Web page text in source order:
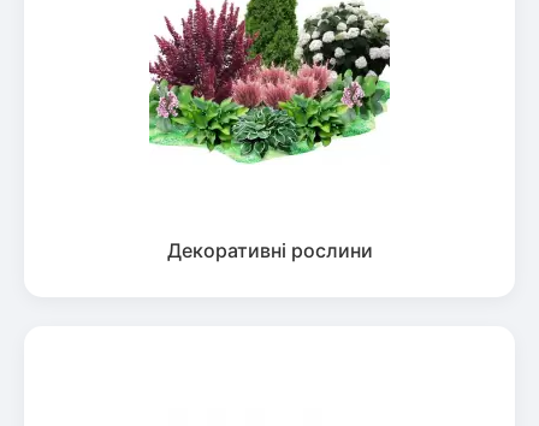
Декоративні рослини